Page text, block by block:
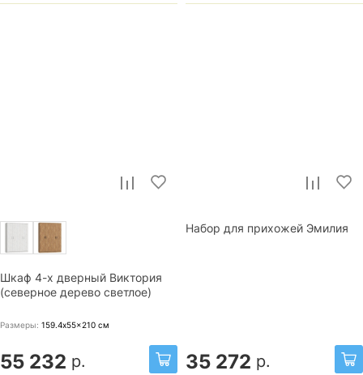
Шкаф 4-х дверный Виктория
(северное дерево светлое)
Размеры: 159.4x55x210 см
55 232 р.
Набор для прихожей Эмилия
35 272 р.